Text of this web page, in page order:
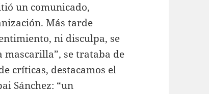
un comunicado,
Más tarde
ni disculpa, se
se trataba de
críticas, destacamos el
Sánchez: “un